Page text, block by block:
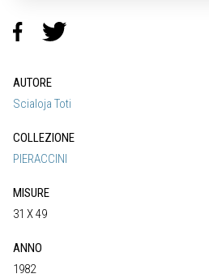
AUTORE
Scialoja Toti
COLLEZIONE
PIERACCINI
MISURE
31 X 49
ANNO
1982